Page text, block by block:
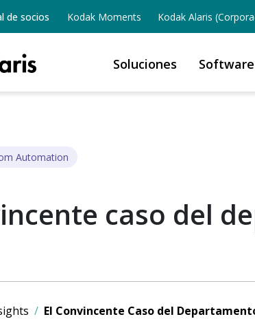
de socios Kodak Moments Kodak Alaris
Soluciones Software
Automation
caso del
El Convincente Caso del